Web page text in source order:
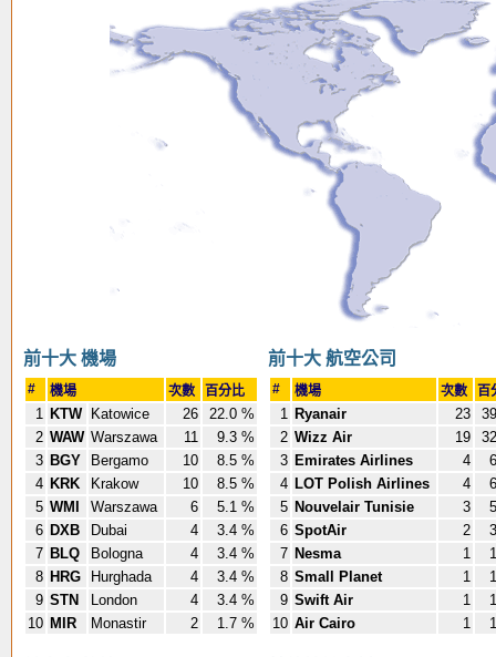
前十大 機場
# 機場 次數 百分比
1 KTW Katowice 26
22.0 %
2 WAW Warszawa 11
9.3 %
3 BGY Bergamo 10
8.5 %
4 KRK Krakow 10
8.5 %
5 WMI Warszawa 6
5.1 %
6 DXB Dubai 4
3.4 %
7 BLQ Bologna 4
3.4 %
8 HRG Hurghada 4
3.4 %
9 STN London 4
3.4 %
10 MIR Monastir 2 1.7 %
前十大 航空公司
# 機場 次數 百
1 Ryanair 23
2 Wizz Air 19
3 Emirates Airlines 4
4 LOT Polish Airlines 4
5 Nouvelair Tunisie 3
6 SpotAir 2
7 Nesma 1
8 Small Planet 1
9 Swift Air 1
10 Air Cairo 1